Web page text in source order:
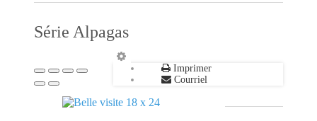
Série Alpagas
Imprimer
Courriel